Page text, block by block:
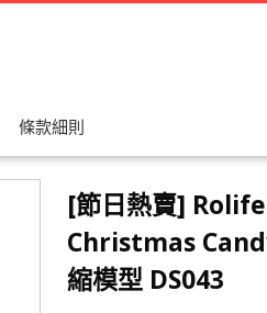
條款細則
[節日熱賣]
Christmas
縮模型 DS043